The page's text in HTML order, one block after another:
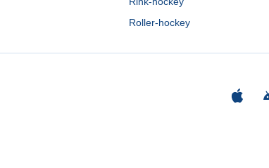
Roller-hockey